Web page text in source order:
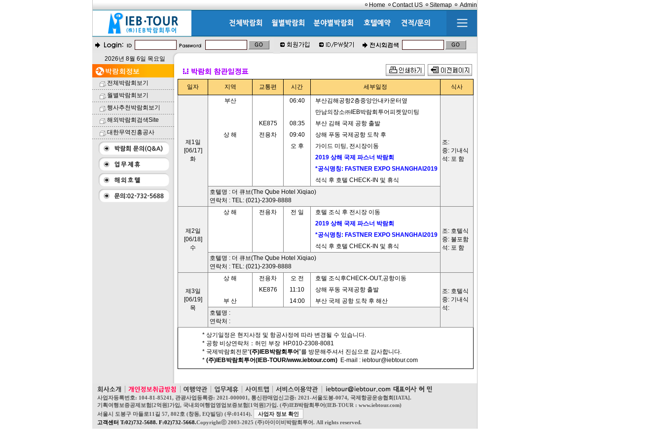
Home Contact US Sitemap Admin
2026년 8월 6일 목요일
전체박람회보기
월별박람회보기
행사추천박람회보기
해외박람회검색Site
대한무역진흥공사
일자 지역 교통편 시간 세부일정 식사
제1일
[06/17]
화
부산 06:40 부산김해공항2층중앙안내카운터옆
조:
중: 기내식
석: 포 함
만남의장소㈜IEB박람회투어피켓앞미팅
KE875
08:35
부산 김해 국제 공항 출발
상 해
전용차 09:40
상해 푸동 국제공항 도착 후
오 후
가이드 미팅, 전시장이동
2019 상해 국제 파스너 박람회
*공식명칭: FASTNER EXPO SHANGHAI2019
석식 후 호텔 CHECK-IN 및 휴식
호텔명 : 더 큐브(The Qube Hotel Xiqiao)
연락처 : TEL: (021)-2309-8888
제2일
[06/18]
수
상 해 전용차 전 일 호텔 조식 후 전시장 이동
조: 호텔식
중: 불포함
석: 포 함
2019 상해 국제 파스너 박람회
*공식명칭: FASTNER EXPO SHANGHAI2019
석식 후 호텔 CHECK-IN 및 휴식
호텔명 : 더 큐브(The Qube Hotel Xiqiao)
연락처 : TEL: (021)-2309-8888
제3일
[06/19]
목
상 해 전용차 오 전
호텔 조식후CHECK-OUT,공항이동
조: 호텔식
중: 기내식
석:
KE876 11:10
상해 푸동 국제공항 출발
부 산
14:00
부산 국제 공항 도착 후 해산
호텔명 :
연락처 :
* 상기일정은 현지사정 및 항공사정에 따라 변경될 수 있습니다.
* 공항 비상연락처：허민 부장 HP.010-2308-8081
* 국제박람회전문“(주)IEB박람회투어”를 방문해주셔서 진심으로 감사합니다.
* (주)IEB박람회투어(IEB-TOUR/www.iebtour.com) E-mail : iebtour@iebtour.com
사업자등록번호: 104-81-85241, 관광사업등록증: 2021-000001, 통신판매업신고증: 2021-서울도봉-0074, 국제항공운송협회[IATA].
기획여행보증공제보험[2억원]가입, 국내외여행업영업보증보험[1억원]가입. (주)IEB박람회투어(IEB-TOUR : www.iebtour.com)
서울시 도봉구 마들로11길 57, 802호 (창동, EQ빌딩) (우:01414).
사업자 정보 확인
고객센터 T:02)732-5688. F:02)732-5668.Copyrightⓒ 2003-2025 (주)아이이비박람회투어. All rights reserved.